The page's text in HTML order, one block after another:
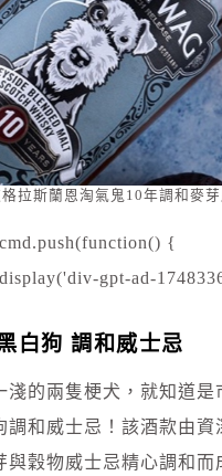
拉斯蘭恩淘氣鬼10年調和麥芽
{
gpt-ad-
白狗 調和威士忌
淺的兩隻梗犬，就知道是
調和威士忌！該酒款由資
與穀物威士忌精心調和而